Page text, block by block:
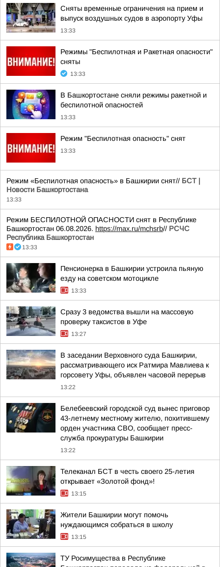
Сняты временные ограничения на прием и
выпуск воздушных судов в аэропорту Уфы
13:33
Режимы "Беспилотная и Ракетная опасности"
сняты
13:33
В Башкортостане сняли режимы ракетной и
беспилотной опасностей
13:33
Режим "Беспилотная опасность" снят
13:33
Режим «Беспилотная опасность» в Башкирии снят// БСТ |
Новости Башкортостана
13:33
Режим БЕСПИЛОТНОЙ ОПАСНОСТИ снят в Республике
Башкортостан 06.08.2026. https://max.ru/mchsrb// РСЧС
Республика Башкортостан
13:33
Пенсионерка в Башкирии устроила пьяную
езду на советском мотоцикле
13:33
Сразу 3 ведомства вышли на массовую
проверку таксистов в Уфе
13:27
В заседании Верховного суда Башкирии,
рассматривающего иск Ратмира Мавлиева к
горсовету Уфы, объявлен часовой перерыв
13:22
Белебеевский городской суд вынес приговор
43-летнему местному жителю, похитившему
орден участника СВО, сообщает пресс-
служба прокуратуры Башкирии
13:22
Телеканал БСТ в честь своего 25-летия
открывает «Золотой фонд»!
13:15
Жители Башкирии могут помочь
нуждающимся собраться в школу
13:15
ТУ Росимущества в Республике